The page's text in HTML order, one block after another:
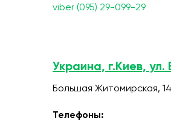
viber (095) 29-099-29
Украина, г.Киев,
Большая Житомирская, 14
Телефоны: